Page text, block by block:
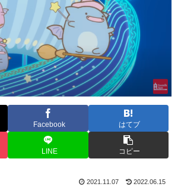
Facebook はてブ
LINE コピー
2021.11.07 2022.06.15